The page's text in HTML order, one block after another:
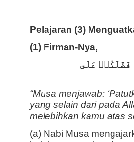
Pelajaran (3)
(1) Firman-Nya,
عَلَى
“Musa menjawab:
yang selain dari pada
melebihkan kamu atas
(a) Nabi Musa